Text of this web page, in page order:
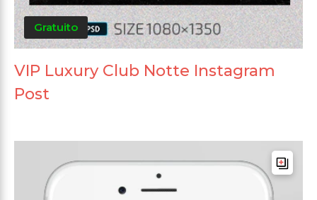
Gratuito
VIP Luxury Club Notte Instagram
Post